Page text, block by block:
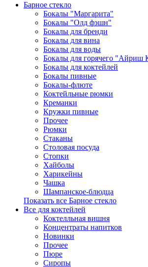
Барное стекло
Бокалы "Маргарита"
Бокалы "Олд фэшн"
Бокалы для бренди
Бокалы для вина
Бокалы для воды
Бокалы для горячего "Айриш
Бокалы для коктейлей
Бокалы пивные
Бокалы-флюте
Коктейльные рюмки
Креманки
Кружки пивные
Прочее
Рюмки
Стаканы
Столовая посуда
Стопки
Хайболы
Харикейны
Чашка
Шампанское-блюдца
Показать все Барное стекло
Все для коктейлей
Коктелльная вишня
Концентраты напитков
Новинки
Прочее
Пюре
Сиропы